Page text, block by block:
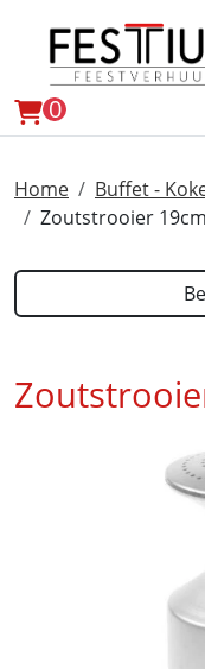
winkelwagen
0
Home Buffet -
Zoutstrooier 19cm